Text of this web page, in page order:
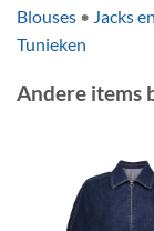
Blouses • Jacks
Tunieken
Andere items